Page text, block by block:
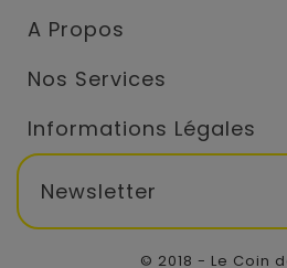
A Propos
Nos Services
Informations Légales
Newsletter
© 2018 - Le Coin